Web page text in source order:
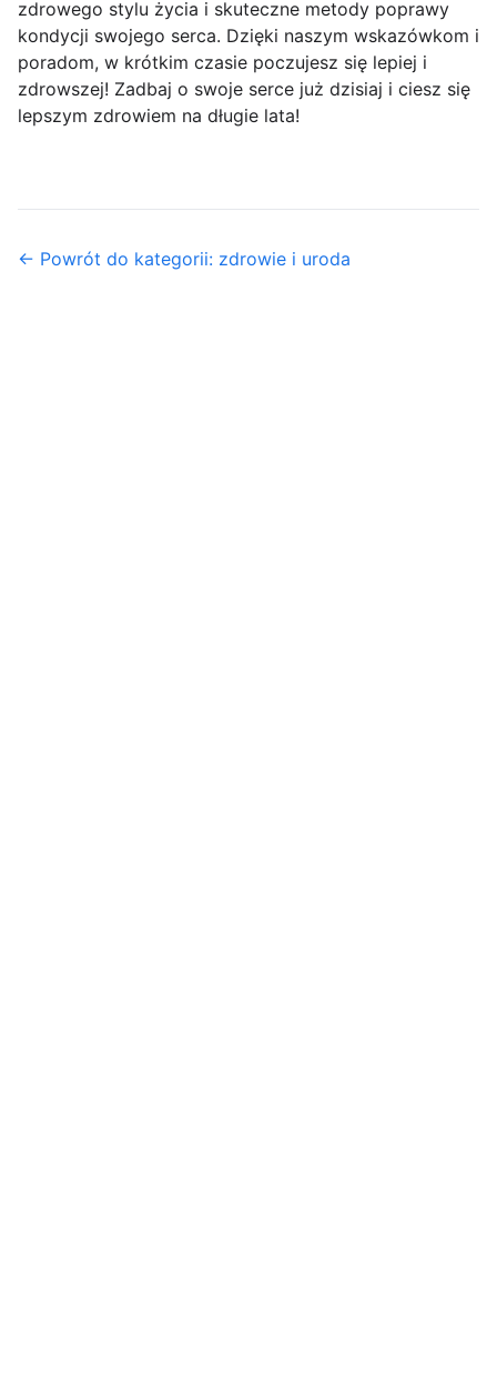
zdrowego stylu życia i skuteczne metody poprawy
kondycji swojego serca. Dzięki naszym wskazówkom i
poradom, w krótkim czasie poczujesz się lepiej i
zdrowszej! Zadbaj o swoje serce już dzisiaj i ciesz się
lepszym zdrowiem na długie lata!
← Powrót do kategorii: zdrowie i uroda